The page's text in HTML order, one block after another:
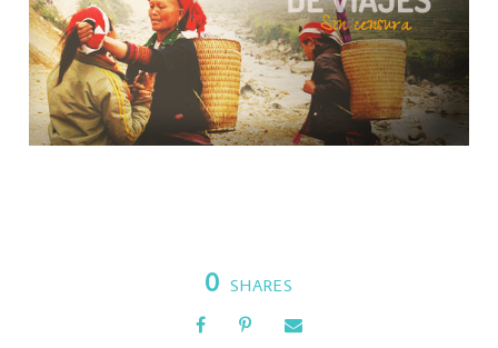
0 SHARES